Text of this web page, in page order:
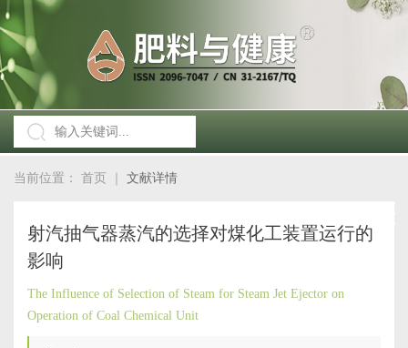
当前位置： 首页 文献详情
射汽抽气器蒸汽的选择对煤化工装置运行的
影响
The Influence of Selection of Steam for Steam Jet Ejector on
Operation of Coal Chemical Unit